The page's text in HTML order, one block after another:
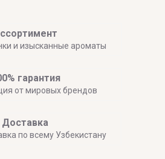
и изысканные ароматы
гарантия
от мировых брендов
Доставка
по всему Узбекистану